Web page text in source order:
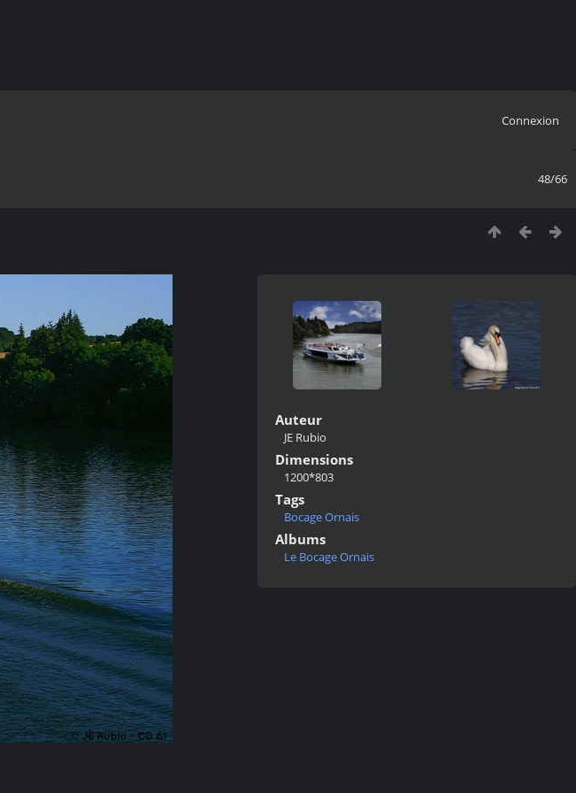
Connexion
48/66
Auteur
JE Rubio
Dimensions
1200*803
Tags
Bocage Ornais
Albums
Le Bocage Ornais